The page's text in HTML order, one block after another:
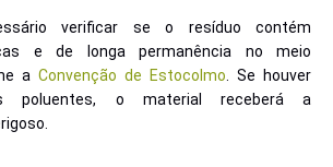
verificar se o resíduo contém
e de longa permanência no meio
a Convenção de Estocolmo. Se houver
poluentes, o material receberá a